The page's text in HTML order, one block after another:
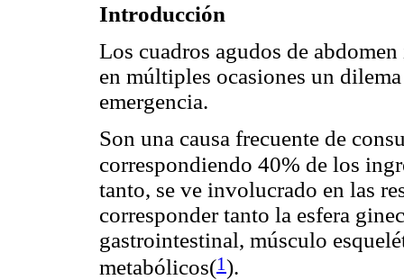
Introducción
Los cuadros agudos de
en múltiples ocasiones un
emergencia.
Son una causa frecuente de
correspondiendo 40% de los
tanto, se ve involucrado en las
corresponder tanto la esfera
gastrointestinal, músculo
metabólicos(1).